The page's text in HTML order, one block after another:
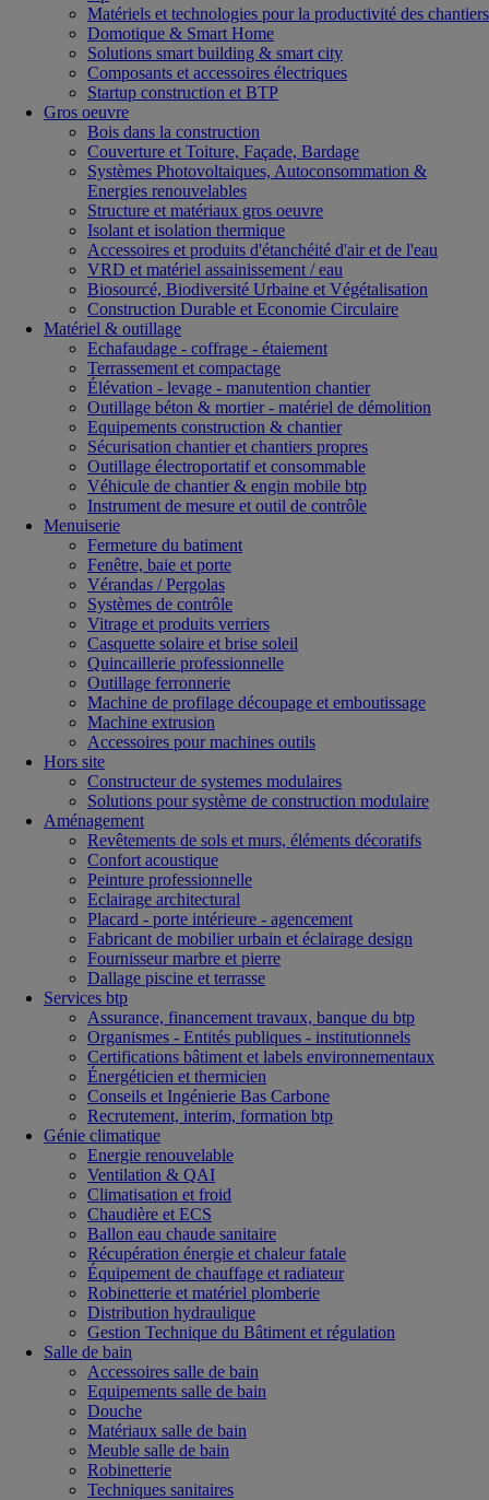
Matériels et technologies pour la productivité des chantiers
Domotique & Smart Home
Solutions smart building & smart city
Composants et accessoires électriques
Startup construction et BTP
Gros oeuvre
Bois dans la construction
Couverture et Toiture, Façade, Bardage
Systèmes Photovoltaiques, Autoconsommation &
Energies renouvelables
Structure et matériaux gros oeuvre
Isolant et isolation thermique
Accessoires et produits d'étanchéité d'air et de l'eau
VRD et matériel assainissement / eau
Biosourcé, Biodiversité Urbaine et Végétalisation
Construction Durable et Economie Circulaire
Matériel & outillage
Echafaudage - coffrage - étaiement
Terrassement et compactage
Élévation - levage - manutention chantier
Outillage béton & mortier - matériel de démolition
Equipements construction & chantier
Sécurisation chantier et chantiers propres
Outillage électroportatif et consommable
Véhicule de chantier & engin mobile btp
Instrument de mesure et outil de contrôle
Menuiserie
Fermeture du batiment
Fenêtre, baie et porte
Vérandas / Pergolas
Systèmes de contrôle
Vitrage et produits verriers
Casquette solaire et brise soleil
Quincaillerie professionnelle
Outillage ferronnerie
Machine de profilage découpage et emboutissage
Machine extrusion
Accessoires pour machines outils
Hors site
Constructeur de systemes modulaires
Solutions pour système de construction modulaire
Aménagement
Revêtements de sols et murs, éléments décoratifs
Confort acoustique
Peinture professionnelle
Eclairage architectural
Placard - porte intérieure - agencement
Fabricant de mobilier urbain et éclairage design
Fournisseur marbre et pierre
Dallage piscine et terrasse
Services btp
Assurance, financement travaux, banque du btp
Organismes - Entités publiques - institutionnels
Certifications bâtiment et labels environnementaux
Énergéticien et thermicien
Conseils et Ingénierie Bas Carbone
Recrutement, interim, formation btp
Génie climatique
Energie renouvelable
Ventilation & QAI
Climatisation et froid
Chaudière et ECS
Ballon eau chaude sanitaire
Récupération énergie et chaleur fatale
Équipement de chauffage et radiateur
Robinetterie et matériel plomberie
Distribution hydraulique
Gestion Technique du Bâtiment et régulation
Salle de bain
Accessoires salle de bain
Equipements salle de bain
Douche
Matériaux salle de bain
Meuble salle de bain
Robinetterie
Techniques sanitaires